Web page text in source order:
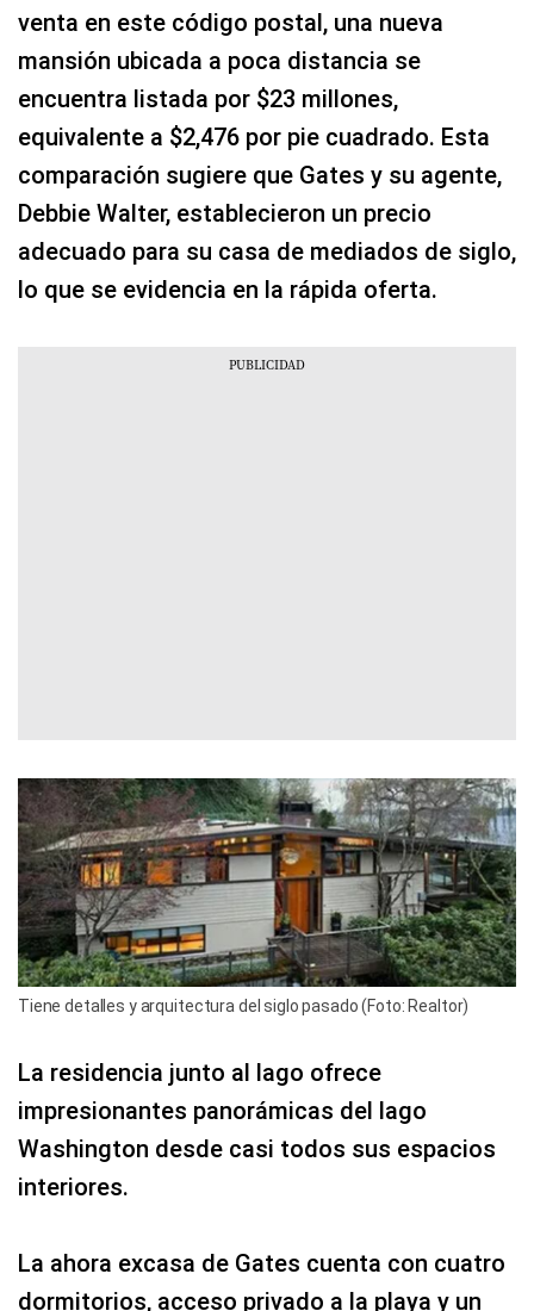
venta en este código postal, una nueva
mansión ubicada a poca distancia se
encuentra listada por $23 millones,
equivalente a $2,476 por pie cuadrado. Esta
comparación sugiere que Gates y su agente,
Debbie Walter, establecieron un precio
adecuado para su casa de mediados de siglo,
lo que se evidencia en la rápida oferta.
Tiene detalles y arquitectura del siglo pasado (Foto: Realtor)
La residencia junto al lago ofrece
impresionantes panorámicas del lago
Washington desde casi todos sus espacios
interiores.
La ahora excasa de Gates cuenta con cuatro
dormitorios, acceso privado a la playa y un